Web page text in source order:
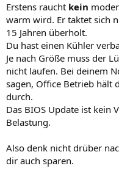
Erstens raucht kein
warm wird. Er taktet sich
15 Jahren überholt.
Du hast einen Kühler
Je nach Größe muss der
nicht laufen. Bei deinem
sagen, Office Betrieb hält
durch.
Das BIOS Update ist kein
Belastung.
Also denk nicht drüber
dir auch sparen.